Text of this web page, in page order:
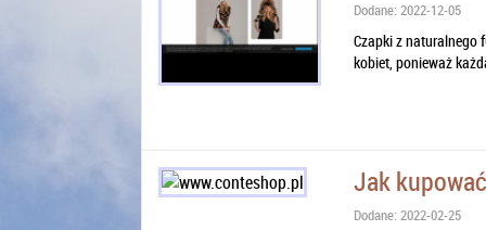
Dodane: 2022-12-05
Czapki z naturalnego
kobiet, ponieważ
Jak
Dodane: 2022-02-25